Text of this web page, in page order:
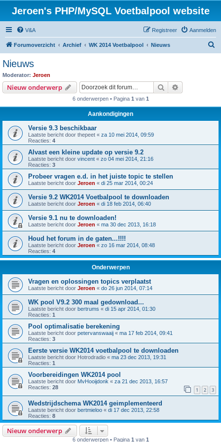
Jeroen's PHP/MySQL Voetbalpool website
V&A Aanmelden
Registreer
Forumoverzicht Archief WK 2014 Voetbalpool Nieuws
Nieuws
Moderator: Jeroen
Nieuw onderwerp Zoek
6 onderwerpen • Pagina 1 van 1
Aankondigingen
Versie 9.3 beschikbaar
Laatste bericht door thepeet « za 10 mei 2014, 09:59
Reacties: 4
Alvast een kleine update op versie 9.2
Laatste bericht door vincent « zo 04 mei 2014, 21:16
Reacties: 3
Probeer vragen e.d. in het juiste topic te stellen
Laatste bericht door Jeroen « di 25 mar 2014, 00:24
Versie 9.2 WK2014 Voetbalpool te downloaden
Laatste bericht door Jeroen « di 18 feb 2014, 06:40
Versie 9.1 nu te downloaden!
Laatste bericht door Jeroen « ma 30 dec 2013, 16:18
Houd het forum in de gaten...!!!!
Laatste bericht door Jeroen « zo 16 mar 2014, 08:48
Reacties: 4
Onderwerpen
Vragen en oplossingen topics verplaatst
Laatste bericht door Jeroen « do 26 jun 2014, 07:14
WK pool V9.2 300 maal gedownload...
Laatste bericht door bertrums « di 15 apr 2014, 01:30
Reacties: 1
Pool optimalisatie berekening
Laatste bericht door petervanswaaij « ma 17 feb 2014, 09:41
Reacties: 3
Eerste versie WK2014 voetbalpool te downloaden
Laatste bericht door Hotrodradio « ma 23 dec 2013, 19:31
Reacties: 1
Voorbereidingen WK2014 pool
Laatste bericht door MvHooijdonk « za 21 dec 2013, 16:57
Reacties: 28 1 2 3
Wedstrijdschema WK2014 geimplementeerd
Laatste bericht door bertmieloo « di 17 dec 2013, 22:58
Reacties: 8
Nieuw onderwerp
6 onderwerpen • Pagina 1 van 1